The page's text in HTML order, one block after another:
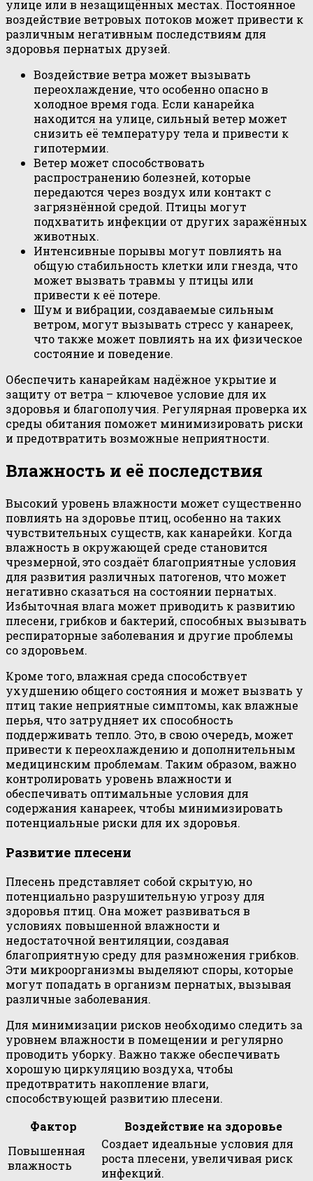
улице или в незащищённых местах. Постоянное
воздействие ветровых потоков может привести к
различным негативным последствиям для
здоровья пернатых друзей.
Воздействие ветра может вызывать
переохлаждение, что особенно опасно в
холодное время года. Если канарейка
находится на улице, сильный ветер может
снизить её температуру тела и привести к
гипотермии.
Ветер может способствовать
распространению болезней, которые
передаются через воздух или контакт с
загрязнённой средой. Птицы могут
подхватить инфекции от других заражённых
животных.
Интенсивные порывы могут повлиять на
общую стабильность клетки или гнезда, что
может вызвать травмы у птицы или
привести к её потере.
Шум и вибрации, создаваемые сильным
ветром, могут вызывать стресс у канареек,
что также может повлиять на их физическое
состояние и поведение.
Обеспечить канарейкам надёжное укрытие и
защиту от ветра – ключевое условие для их
здоровья и благополучия. Регулярная проверка их
среды обитания поможет минимизировать риски
и предотвратить возможные неприятности.
Влажность и её последствия
Высокий уровень влажности может существенно
повлиять на здоровье птиц, особенно на таких
чувствительных существ, как канарейки. Когда
влажность в окружающей среде становится
чрезмерной, это создаёт благоприятные условия
для развития различных патогенов, что может
негативно сказаться на состоянии пернатых.
Избыточная влага может приводить к развитию
плесени, грибков и бактерий, способных вызывать
респираторные заболевания и другие проблемы
со здоровьем.
Кроме того, влажная среда способствует
ухудшению общего состояния и может вызвать у
птиц такие неприятные симптомы, как влажные
перья, что затрудняет их способность
поддерживать тепло. Это, в свою очередь, может
привести к переохлаждению и дополнительным
медицинским проблемам. Таким образом, важно
контролировать уровень влажности и
обеспечивать оптимальные условия для
содержания канареек, чтобы минимизировать
потенциальные риски для их здоровья.
Развитие плесени
Плесень представляет собой скрытую, но
потенциально разрушительную угрозу для
здоровья птиц. Она может развиваться в
условиях повышенной влажности и
недостаточной вентиляции, создавая
благоприятную среду для размножения грибков.
Эти микроорганизмы выделяют споры, которые
могут попадать в организм пернатых, вызывая
различные заболевания.
Для минимизации рисков необходимо следить за
уровнем влажности в помещении и регулярно
проводить уборку. Важно также обеспечивать
хорошую циркуляцию воздуха, чтобы
предотвратить накопление влаги,
способствующей развитию плесени.
Фактор
Воздействие на здоровье
Повышенная
влажность
Создает идеальные условия для
роста плесени, увеличивая риск
инфекций.